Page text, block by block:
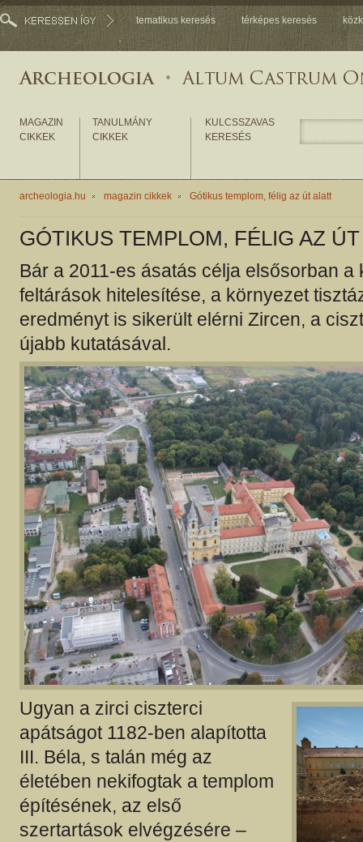
tematikus keresés térképes keresés
MAGAZIN
CIKKEK
TANULMÁNY
CIKKEK
KULCSSZAVAS
KERESÉS
archeologia.hu magazin cikkek Gótikus templom, félig az út alatt
GÓTIKUS TEMPLOM, FÉLIG AZ
Bár a 2011-es ásatás célja elsősorban a
feltárások hitelesítése, a környezet
eredményt is sikerült elérni Zircen, a
újabb kutatásával.
Ugyan a zirci ciszterci
apátságot 1182-ben alapította
III. Béla, s talán még az
életében nekifogtak a templom
építésének, az első
szertartások elvégzésére –